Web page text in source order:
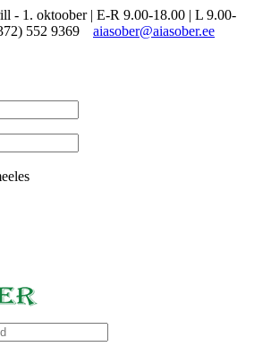
- 1. oktoober | E-R 9.00-18.00 | L 9.00-
552 9369
aiasober@aiasober.ee